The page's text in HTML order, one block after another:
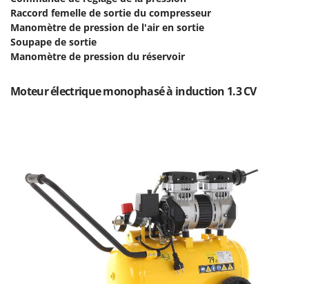
Tondeuses autoportées
Tondeuses débroussailleuses thermiques
Trancheuses
Trancheuses de sol
Transpalettes
Vibroculteurs à tracteur
Lampacrescia - MGM
Landxcape
LAR Casalinghi
Linea VZ
M.A.I.BO.
Macom
Macte Ovens
Raccord femelle de sortie du compresseur
Manomètre de pression de l'air en sortie
Soupape de sortie
Manomètre de pression du réservoir
Moteur électrique monophasé à induction 1.3 CV